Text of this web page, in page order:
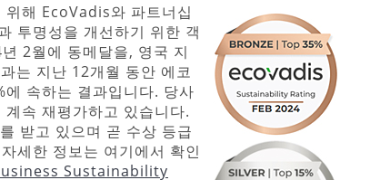
해 EcoVadis와 파트너십
투명성을 개선하기 위한 객
2월에 동메달을, 영국 지
는 지난 12개월 동안 에코
속하는 결과입니다. 당사
속 재평가하고 있습니다.
받고 있으며 곧 수상 등급
세한 정보는 여기에서 확인
Sustainability